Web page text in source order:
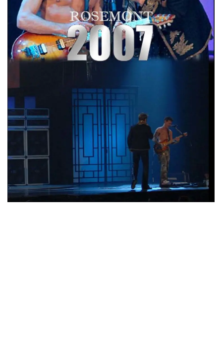
メガデス / 2023年8月4日 ドイツ W.O.A. 公演 FHD 完全収録！
*NEW RELEASE (最新約3ヶ月)
2024.6.9
ユーライア・ヒープ / 2023年8月3日 ドイツ W.O.A. 公演 FHD 完
全収録！
*NEW RELEASE (最新約3ヶ月)
2024.6.9
ジャーニー / 1979年5月8+9日 コロラド州 2公演 SBD 完全収録！
*NEW RELEASE (最新約3ヶ月)
NGHFB / 2024年7月28日 フジロック’24公演 超高音質AI-SBD！
*NEW RELEASE (最新約3ヶ月)
2024.8.24
ウォーニング / 2024年4月22日 英リーズ公演 超高音質
IEM+Aud！
*NEW RELEASE (最新約3ヶ月)
2024.6.24
ビリー・ジョエル / 2024年3月24日 100Aniv. 米M.S.G公演 完全
収録！
*NEW RELEASE (最新約3ヶ月)
2024.6.24
リアム・ギャラガー / 2024年6月3日 カーディフ公演 IEM/AUD 完
全収録！
*NEW RELEASE (最新約3ヶ月)
2024.6.24